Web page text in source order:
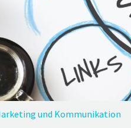
und Kommunikation